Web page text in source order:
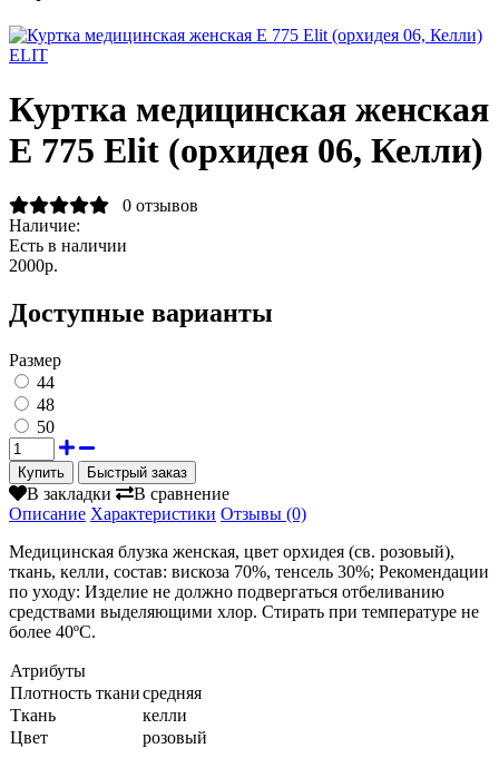
ELIT
Куртка медицинская женская
Е 775 Elit (орхидея 06, Келли)
0 отзывов
Наличие:
Есть в наличии
2000р.
Доступные варианты
Размер
44
48
50
Быстрый заказ
В закладки
В сравнение
Описание Характеристики Отзывы (0)
Медицинская блузка женская, цвет орхидея (св. розовый),
ткань, келли, состав: вискоза 70%, тенсель 30%; Рекомендации
по уходу: Изделие не должно подвергаться отбеливанию
средствами выделяющими хлор. Стирать при температуре не
более 40ºС.
Атрибуты
Плотность тканисредняя
Ткань
келли
Цвет
розовый